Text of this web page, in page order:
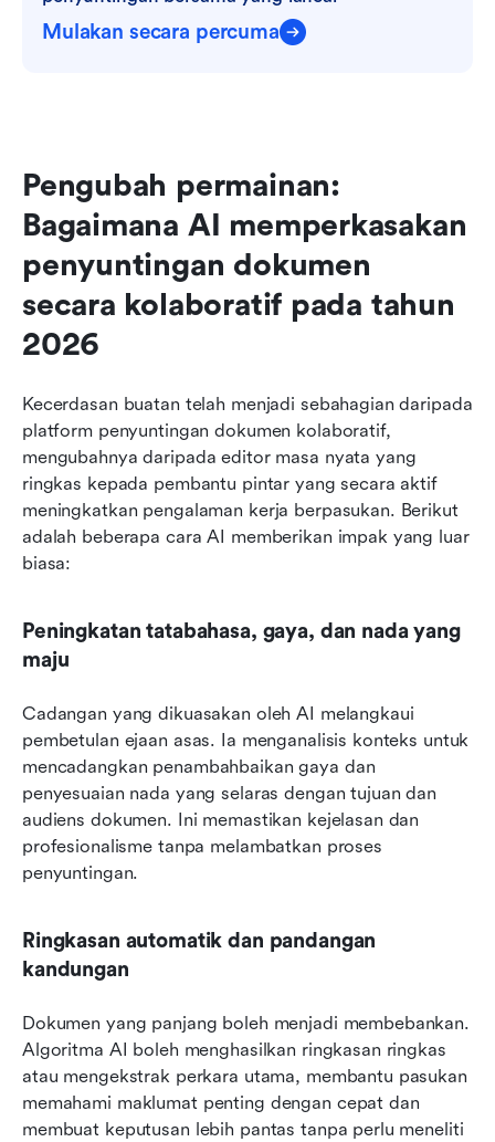
Mulakan secara percuma
Pengubah permainan:
Bagaimana AI memperkasakan
penyuntingan dokumen
secara kolaboratif pada tahun
2026
Kecerdasan buatan telah menjadi sebahagian daripada
platform penyuntingan dokumen kolaboratif,
mengubahnya daripada editor masa nyata yang
ringkas kepada pembantu pintar yang secara aktif
meningkatkan pengalaman kerja berpasukan. Berikut
adalah beberapa cara AI memberikan impak yang luar
biasa:
Peningkatan tatabahasa, gaya, dan nada yang
maju
Cadangan yang dikuasakan oleh AI melangkaui
pembetulan ejaan asas. Ia menganalisis konteks untuk
mencadangkan penambahbaikan gaya dan
penyesuaian nada yang selaras dengan tujuan dan
audiens dokumen. Ini memastikan kejelasan dan
profesionalisme tanpa melambatkan proses
penyuntingan.
Ringkasan automatik dan pandangan
kandungan
Dokumen yang panjang boleh menjadi membebankan.
Algoritma AI boleh menghasilkan ringkasan ringkas
atau mengekstrak perkara utama, membantu pasukan
memahami maklumat penting dengan cepat dan
membuat keputusan lebih pantas tanpa perlu meneliti